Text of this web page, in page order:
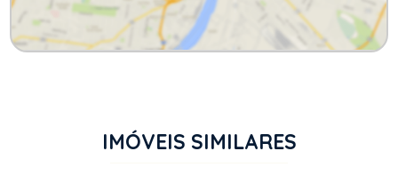
IMÓVEIS SIMILARES